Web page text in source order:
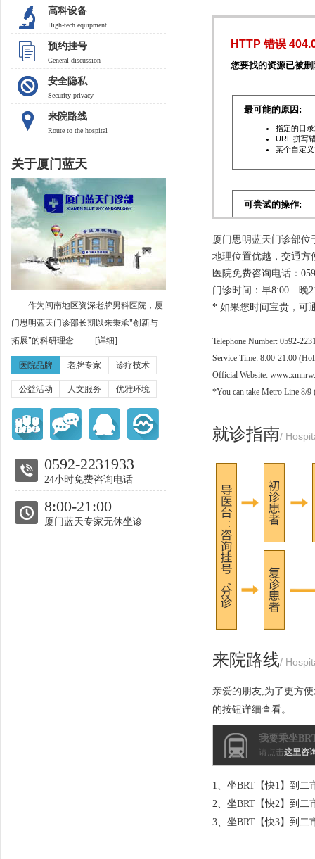
高科设备
High-tech equipment
预约挂号
General discussion
安全隐私
Security privacy
来院路线
Route to the hospital
关于厦门蓝天
作为闽南地区资深老牌男科医院，厦
门思明蓝天门诊部长期以来秉承"创新与
拓展"的科研理念 …… [详细]
医院品牌 老牌专家 诊疗技术
公益活动 人文服务 优雅环境
0592-2231933
24小时免费咨询电话
8:00-21:00
厦门蓝天专家无休坐诊
厦门思明蓝天门诊部位
地理位置优越，交通方
医院免费咨询电话：
门诊时间：早8:00—晚
* 如果您时间宝贵，可
Telephone Number: 0592-
Service Time: 8:00-21:00
Official Website:
*You can take Metro Line 8/9
就诊指南/
来院路线/
亲爱的朋友,为了更方
的按钮详细查看。
我要乘坐
请点击这里咨
1、坐BRT【快1】到二
2、坐BRT【快2】到二
3、坐BRT【快3】到二